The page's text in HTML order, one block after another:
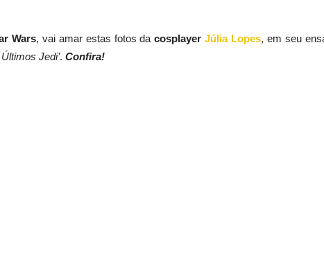
Wars, vai amar estas fotos dacosplayerJúlia Lopes, em seu
Últimos Jedi’. Confira!